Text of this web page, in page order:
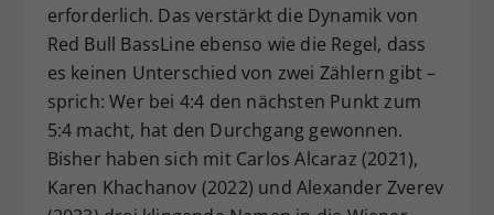
erforderlich. Das verstärkt die Dynamik von
Red Bull BassLine ebenso wie die Regel, dass
es keinen Unterschied von zwei Zählern gibt –
sprich: Wer bei 4:4 den nächsten Punkt zum
5:4 macht, hat den Durchgang gewonnen.
Bisher haben sich mit Carlos Alcaraz (2021),
Karen Khachanov (2022) und Alexander Zverev